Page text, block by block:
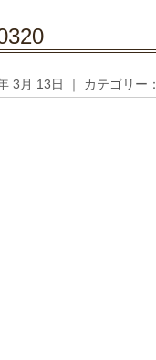
3月 13日 ｜ カテゴリー：